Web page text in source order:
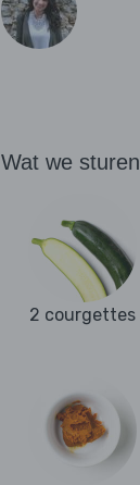
Wat we sturen
2 courgettes